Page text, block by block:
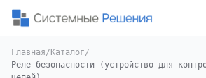
Главная/ Каталог/
Реле безопасности (устройство для